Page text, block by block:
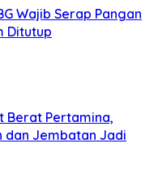
Wajib Serap Pangan
Ditutup
Berat Pertamina,
dan Jembatan Jadi